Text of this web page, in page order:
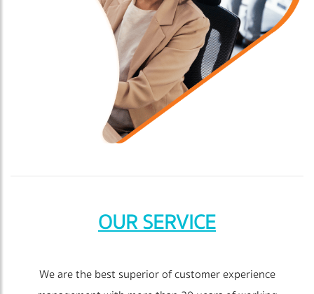
OUR SERVICE
We are the best superior of customer experience